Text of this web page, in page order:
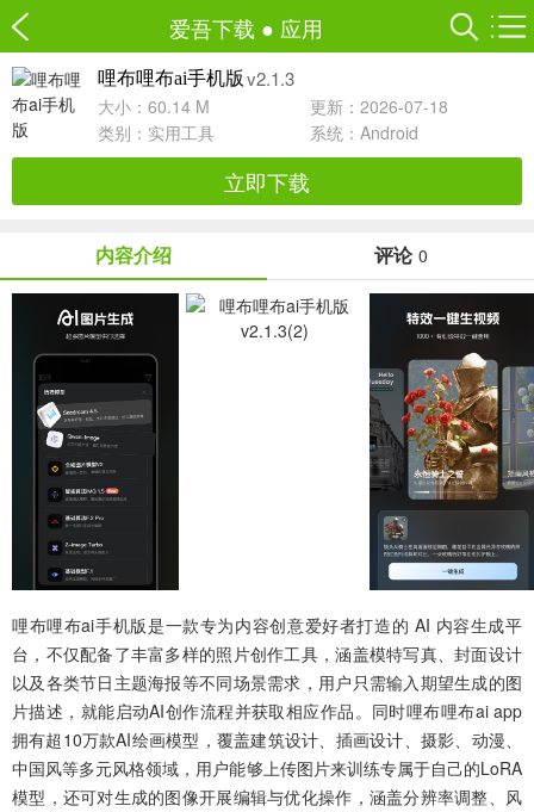
爱吾下载 ● 应用
哩布哩布ai手机版 v2.1.3
大小：60.14 M
更新：2026-07-18
类别： 实用工具 系统：Android
立即下载
内容介绍 评论 0
哩布哩布ai手机版是一款专为内容创意爱好者打造的 AI 内容生成平
台，不仅配备了丰富多样的照片创作工具，涵盖模特写真、封面设计
以及各类节日主题海报等不同场景需求，用户只需输入期望生成的图
片描述，就能启动AI创作流程并获取相应作品。同时哩布哩布ai app
拥有超10万款AI绘画模型，覆盖建筑设计、插画设计、摄影、动漫、
中国风等多元风格领域，用户能够上传图片来训练专属于自己的LoRA
模型，还可对生成的图像开展编辑与优化操作，涵盖分辨率调整、风